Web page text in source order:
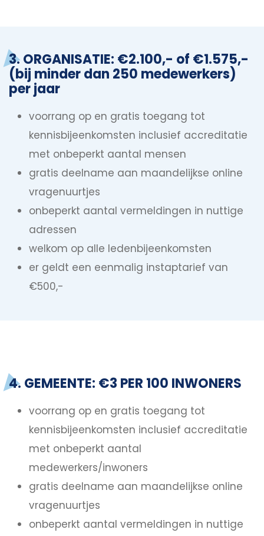
3. ORGANISATIE: €2.100,- of €1.575,-
(bij minder dan 250 medewerkers)
per jaar
voorrang op en gratis toegang tot
kennisbijeenkomsten inclusief accreditatie
met onbeperkt aantal mensen
gratis deelname aan maandelijkse online
vragenuurtjes
onbeperkt aantal vermeldingen in nuttige
adressen
welkom op alle ledenbijeenkomsten
er geldt een eenmalig instaptarief van
€500,-
4. GEMEENTE: €3 PER 100 INWONERS
voorrang op en gratis toegang tot
kennisbijeenkomsten inclusief accreditatie
met onbeperkt aantal
medewerkers/inwoners
gratis deelname aan maandelijkse online
vragenuurtjes
onbeperkt aantal vermeldingen in nuttige